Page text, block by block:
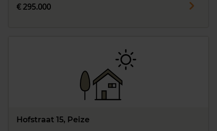
€ 295.000
Hofstraat 15, Peize